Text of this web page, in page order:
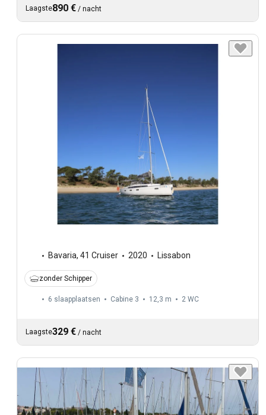
Laagste890 € / nacht
Bavaria, 41 Cruiser 2020 Lissabon
zonder Schipper
6 slaapplaatsen Cabine 3 12,3 m 2 WC
Laagste329 € / nacht